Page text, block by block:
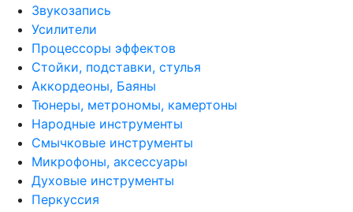
Звукозапись
Усилители
Процессоры эффектов
Стойки, подставки, стулья
Аккордеоны, Баяны
Тюнеры, метрономы, камертоны
Народные инструменты
Смычковые инструменты
Микрофоны, аксессуары
Духовые инструменты
Перкуссия